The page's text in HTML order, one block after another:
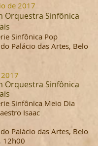
de 2017
Orquestra Sinfônica
Sinfônica Pop
Palácio das Artes, Belo
Orquestra Sinfônica
Sinfônica Meio Dia
Isaac
Palácio das Artes, Belo
12h00